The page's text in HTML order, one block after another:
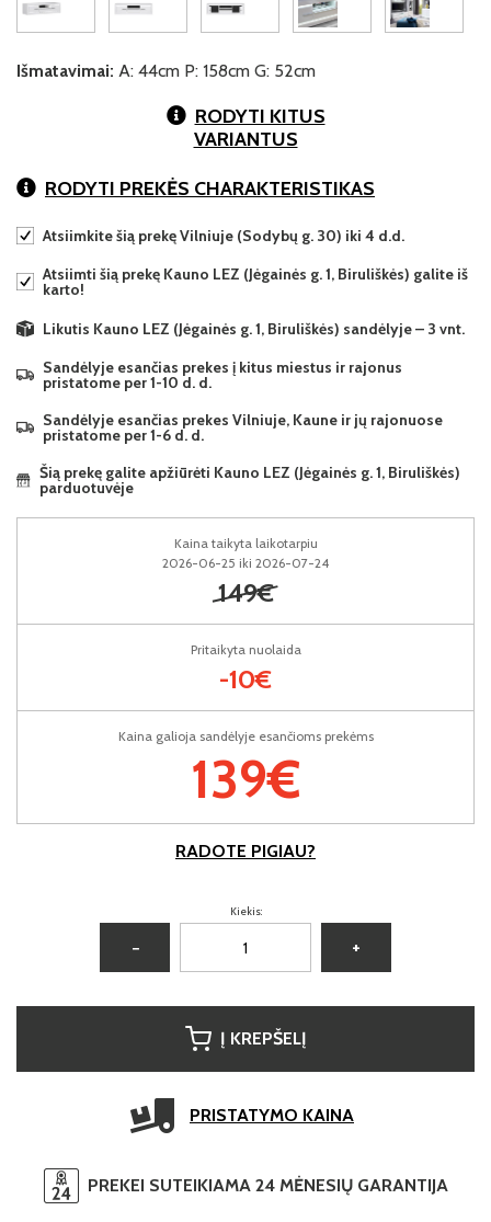
Išmatavimai: A: 44cm P: 158cm G: 52cm
RODYTI KITUS
VARIANTUS
RODYTI PREKĖS CHARAKTERISTIKAS
Atsiimkite šią prekę Vilniuje (Sodybų g. 30) iki 4 d.d.
Atsiimti šią prekę Kauno LEZ (Jėgainės g. 1, Biruliškės) galite iš
karto!
Likutis Kauno LEZ (Jėgainės g. 1, Biruliškės) sandėlyje – 3 vnt.
Sandėlyje esančias prekes į kitus miestus ir rajonus
pristatome per 1-10 d. d.
Sandėlyje esančias prekes Vilniuje, Kaune ir jų rajonuose
pristatome per 1-6 d. d.
Šią prekę galite apžiūrėti Kauno LEZ (Jėgainės g. 1, Biruliškės)
parduotuvėje
Kaina galioja sandėlyje esančioms prekėms
139€
Kaina taikyta laikotarpiu
2026-06-25 iki 2026-07-24
149€
Pritaikyta nuolaida
-10€
RADOTE PIGIAU?
Kiekis:
− +
Į KREPŠELĮ
PRISTATYMO KAINA
PREKEI SUTEIKIAMA 24 MĖNESIŲ GARANTIJA